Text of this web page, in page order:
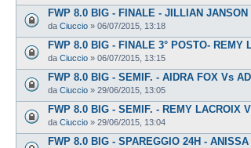
FWP 8.0 BIG - FINALE - JILLIAN
da Ciuccio » 06/07/2015, 13:18
FWP 8.0 BIG - FINALE 3° POSTO- REMY
da Ciuccio » 06/07/2015, 13:15
FWP 8.0 BIG - SEMIF. - AIDRA FOX Vs
da Ciuccio » 29/06/2015, 13:05
FWP 8.0 BIG - SEMIF. - REMY LACROIX
da Ciuccio » 29/06/2015, 13:04
FWP 8.0 BIG - SPAREGGIO 24H -